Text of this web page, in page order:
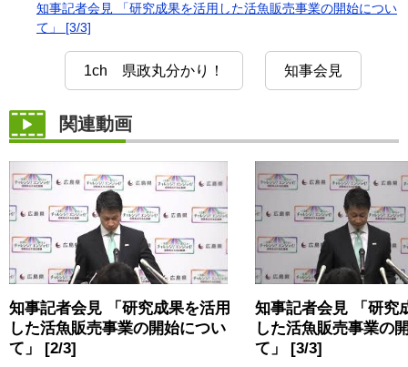
知事記者会見 「研究成果を活用した活魚販売事業の開始につい
て」 [3/3]
1ch 県政丸分かり！ 知事会見
関連動画
知事記者会見 「研究成果を活用
した活魚販売事業の開始につい
て」 [2/3]
知事記者会見 「研究
した活魚販売事業の
て」 [3/3]